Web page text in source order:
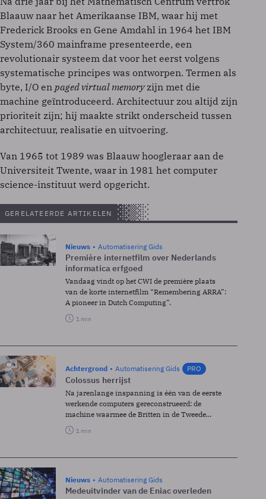
Blaauw naar het Amerikaanse IBM, waar hij met
Frederick Brooks en Gene Amdahl in 1964 het IBM
System/360 mainframe presenteerde, een
revolutionair systeem dat voor het eerst volgens
systematische principes was ontworpen. Termen als
byte, I/O en paged virtual memoryzijn met die
machine geïntroduceerd. Architectuur zou altijd zijn
prioriteit zijn; hij maakte strikt onderscheid tussen
architectuur, realisatie en uitvoering.
Van 1965 tot 1989 was Blaauw hoogleraar aan de
Universiteit Twente, waar in 1981 het computer
science-instituut werd opgericht.
GERELATEERDE ARTIKELEN
Nieuws Automatisering Gids
Première internetfilm over Nederlands
informatica erfgoed
Vandaag vindt op het CWI de première plaats
van de korte internetfilm “Remembering ARRA”:
A pioneer in Dutch Computing”.
1 min
Achtergrond Automatisering Gids PRO
Colossus herrijst
Na jarenlange inspanning is één van de eerste
werkende computers gereconstrueerd: de
machine waarmee de Britten in de Tweede...
1 min
Nieuws Automatisering Gids
Medeuitvinder van de Eniac overleden